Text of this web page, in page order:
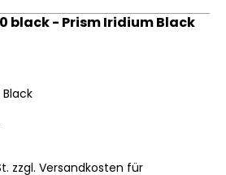
black - Prism Iridium Black
zzgl. Versandkosten für